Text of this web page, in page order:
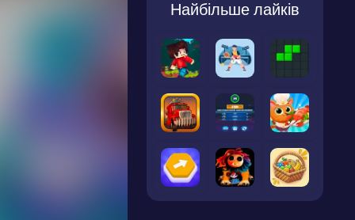
Найбільше лайків